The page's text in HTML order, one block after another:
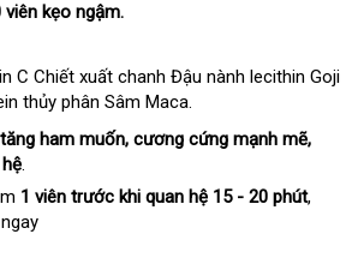
viên kẹo ngậm.
C Chiết xuất chanh Đậu nành lecithin Goji
thủy phân Sâm Maca.
tăng ham muốn, cương cứng mạnh mẽ,
.
1 viên trước khi quan hệ 15 - 20 phút,